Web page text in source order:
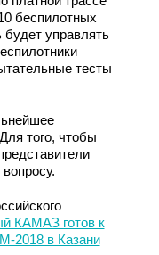
беспилотных
управлять
тесты
того, чтобы
КАМАЗ готов к
2018 в Казани